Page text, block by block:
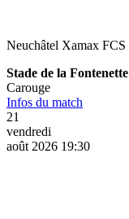
Neuchâtel Xamax FCS
Stade de la Fontenette
Carouge
Infos du match
21
vendredi
août 2026 19:30